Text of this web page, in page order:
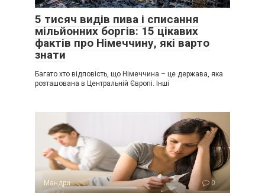
5 тисяч видів пива і списання
мільйонних боргів: 15 цікавих
фактів про Німеччину, які варто
знати
Багато хто відповість, що Німеччина – це держава, яка
розташована в Центральній Європі. Інші
Мандри 0